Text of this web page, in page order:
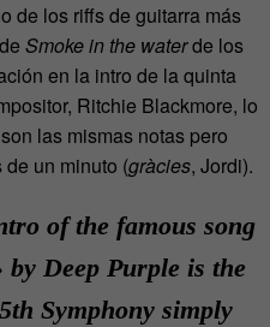
de los riffs de guitarra más
Smoke in the waterde los
en la intro de la quinta
Ritchie Blackmore, lo
las mismas notas pero
un minuto (gràcies, Jordi).
of the famous song
by Deep Purple is the
Symphony simply